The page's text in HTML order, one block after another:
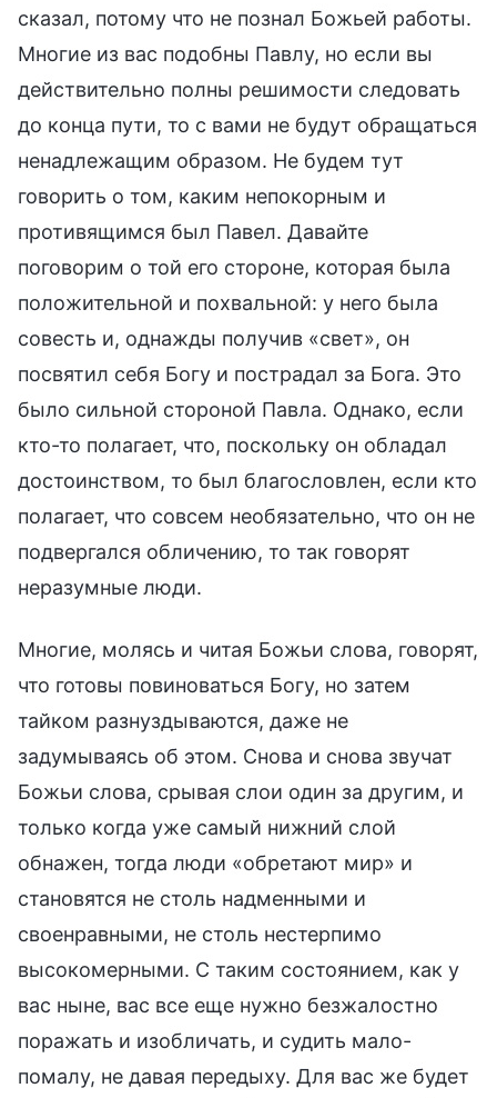
сказал, потому что не познал Божьей работы.
Многие из вас подобны Павлу, но если вы
действительно полны решимости следовать
до конца пути, то с вами не будут обращаться
ненадлежащим образом. Не будем тут
говорить о том, каким непокорным и
противящимся был Павел. Давайте
поговорим о той его стороне, которая была
положительной и похвальной: у него была
совесть и, однажды получив «свет», он
посвятил себя Богу и пострадал за Бога. Это
было сильной стороной Павла. Однако, если
кто-то полагает, что, поскольку он обладал
достоинством, то был благословлен, если кто
полагает, что совсем необязательно, что он не
подвергался обличению, то так говорят
неразумные люди.
Многие, молясь и читая Божьи слова, говорят,
что готовы повиноваться Богу, но затем
тайком разнуздываются, даже не
задумываясь об этом. Снова и снова звучат
Божьи слова, срывая слои один за другим, и
только когда уже самый нижний слой
обнажен, тогда люди «обретают мир» и
становятся не столь надменными и
своенравными, не столь нестерпимо
высокомерными. С таким состоянием, как у
вас ныне, вас все еще нужно безжалостно
поражать и изобличать, и судить мало-
помалу, не давая передыху. Для вас же будет